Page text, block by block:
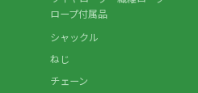
ロープ付属品
シャックル
ねじ
チェーン